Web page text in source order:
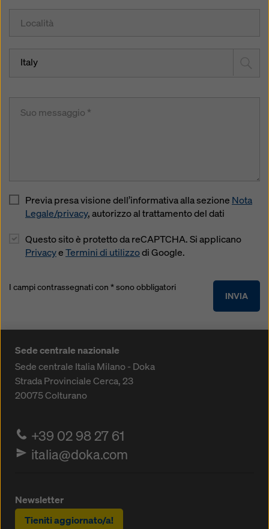
Italy
Previa presa visione dell’informativa alla sezione Nota
Legale/privacy, autorizzo al trattamento del dati
Questo sito è protetto da reCAPTCHA. Si applicano
PrivacyeTermini di utilizzodi Google.
INVIA
I campi contrassegnati con * sono obbligatori
Sede centrale nazionale
Sede centrale Italia Milano - Doka
Strada Provinciale Cerca, 23
20075Colturano
+39 02 98 27 61
italia@doka.com
Newsletter
Tieniti aggiornato/a!